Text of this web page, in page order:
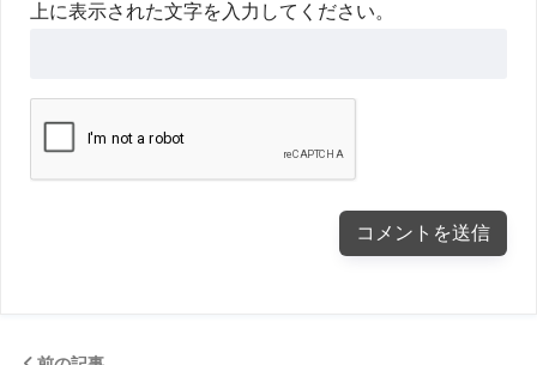
上に表示された文字を入力してください。